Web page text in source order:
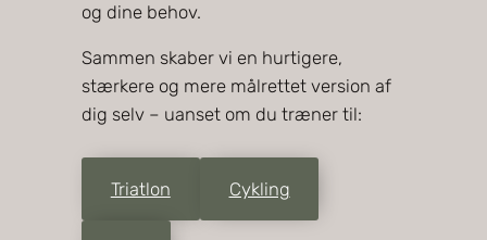
og dine behov.
Sammen skaber vi en hurtigere,
stærkere og mere målrettet version af
dig selv – uanset om du træner til:
Triatlon Cykling